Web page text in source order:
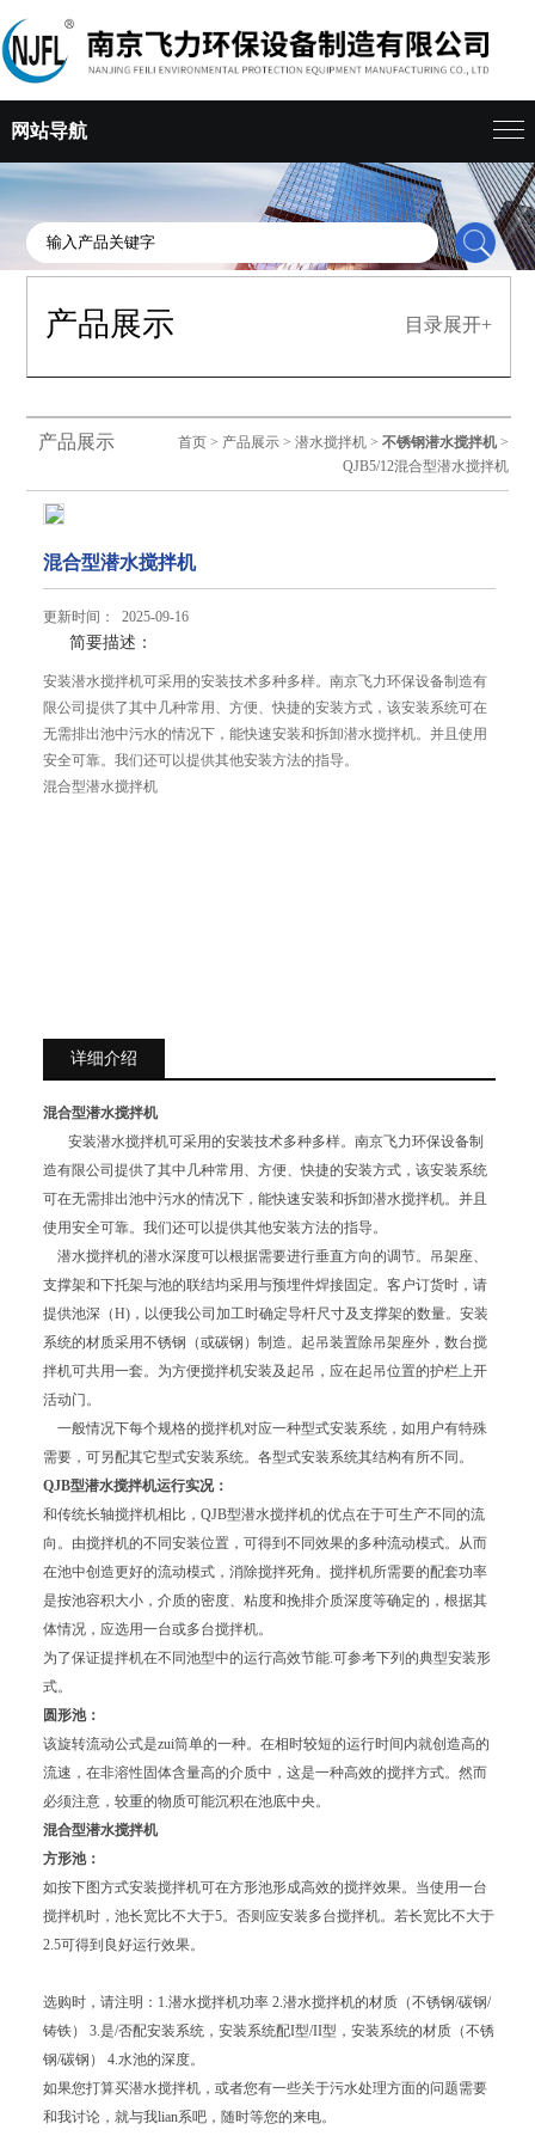
网站导航
产品展示 目录展开+
产品展示 首页> 产品展示> 潜水搅拌机> 不锈钢潜水搅拌机>
QJB5/12混合型潜水搅拌机
混合型潜水搅拌机
更新时间： 2025-09-16
简要描述：
安装潜水搅拌机可采用的安装技术多种多样。南京飞力环保设备制造有
限公司提供了其中几种常用、方便、快捷的安装方式，该安装系统可在
无需排出池中污水的情况下，能快速安装和拆卸潜水搅拌机。并且使用
安全可靠。我们还可以提供其他安装方法的指导。
混合型潜水搅拌机
详细介绍
混合型潜水搅拌机
安装潜水搅拌机可采用的安装技术多种多样。南京飞力环保设备制
造有限公司提供了其中几种常用、方便、快捷的安装方式，该安装系统
可在无需排出池中污水的情况下，能快速安装和拆卸潜水搅拌机。并且
使用安全可靠。我们还可以提供其他安装方法的指导。
潜水搅拌机的潜水深度可以根据需要进行垂直方向的调节。吊架座、
支撑架和下托架与池的联结均采用与预埋件焊接固定。客户订货时，请
提供池深（H)，以便我公司加工时确定导杆尺寸及支撑架的数量。安装
系统的材质采用不锈钢（或碳钢）制造。起吊装置除吊架座外，数台搅
拌机可共用一套。为方便搅拌机安装及起吊，应在起吊位置的护栏上开
活动门。
一般情况下每个规格的搅拌机对应一种型式安装系统，如用户有特殊
需要，可另配其它型式安装系统。各型式安装系统其结构有所不同。
QJB型潜水搅拌机运行实况：
和传统长轴搅拌机相比，QJB型潜水搅拌机的优点在于可生产不同的流
向。由搅拌机的不同安装位置，可得到不同效果的多种流动模式。从而
在池中创造更好的流动模式，消除搅拌死角。搅拌机所需要的配套功率
是按池容积大小，介质的密度、粘度和挽排介质深度等确定的，根据其
体情况，应选用一台或多台搅拌机。
为了保证提拌机在不同池型中的运行高效节能.可参考下列的典型安装形
式。
圆形池：
该旋转流动公式是zui筒单的一种。在相时较短的运行时间内就创造高的
流速，在非溶性固体含量高的介质中，这是一种高效的搅拌方式。然而
必须注意，较重的物质可能沉积在池底中央。
混合型潜水搅拌机
方形池：
如按下图方式安装搅拌机可在方形池形成高效的搅拌效果。当使用一台
搅拌机时，池长宽比不大于5。否则应安装多台搅拌机。若长宽比不大于
2.5可得到良好运行效果。
选购时，请注明：1.潜水搅拌机功率 2.潜水搅拌机的材质（不锈钢/碳钢/
铸铁） 3.是/否配安装系统，安装系统配I型/II型，安装系统的材质（不锈
钢/碳钢） 4.水池的深度。
如果您打算买潜水搅拌机，或者您有一些关于污水处理方面的问题需要
和我讨论，就与我lian系吧，随时等您的来电。